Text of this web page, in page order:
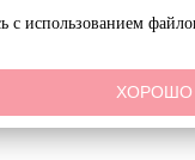
с использованием
ХОРОШО